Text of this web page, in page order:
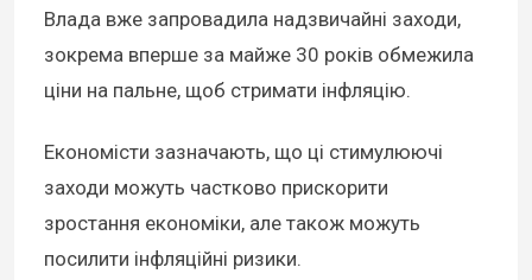
Влада вже запровадила надзвичайні заходи,
зокрема вперше за майже 30 років обмежила
ціни на пальне, щоб стримати інфляцію.
Економісти зазначають, що ці стимулюючі
заходи можуть частково прискорити
зростання економіки, але також можуть
посилити інфляційні ризики.